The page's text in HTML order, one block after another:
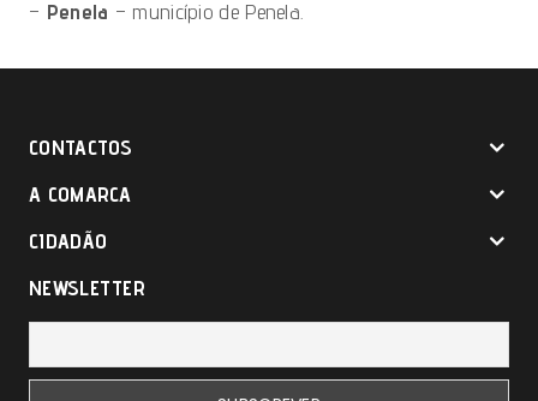
– Penela – município de Penela.
CONTACTOS
A COMARCA
CIDADÃO
NEWSLETTER